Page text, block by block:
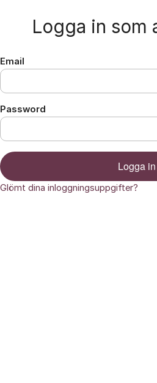
Logga in som
Email
Password
Logga in
Glömt dina inloggningsuppgifter?